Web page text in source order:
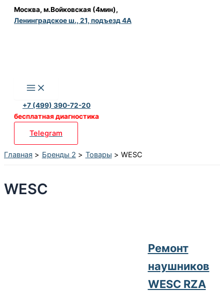
Перейти
Москва, м.Войковская (4мин),
Ленинградское ш., 21, подъезд 4А
+7 (499) 390-72-20
бесплатная диагностика
Telegram
Главная Бренды 2 Товары WESC
WESC
Ремонт
наушников
WESC RZA